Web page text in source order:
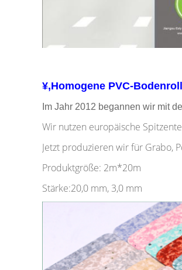
¥,Homogene PVC-
Im Jahr 2012 begannen wir mit
Wir nutzen europäische
Jetzt produzieren wir für Grabo,
Produktgröße: 2m*20m
Stärke:20,0 mm, 3,0 mm